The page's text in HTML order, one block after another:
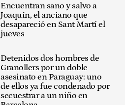
Encuentran sano y salvo a
Joaquín, el anciano que
desapareció en Sant Martí el
jueves
Detenidos dos hombres de
Granollers por un doble
asesinato en Paraguay: uno
de ellos ya fue condenado por
secuestrar a un niño en